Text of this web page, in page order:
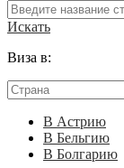
Искать
Виза в:
В Астрию
В Бельгию
В Болгарию